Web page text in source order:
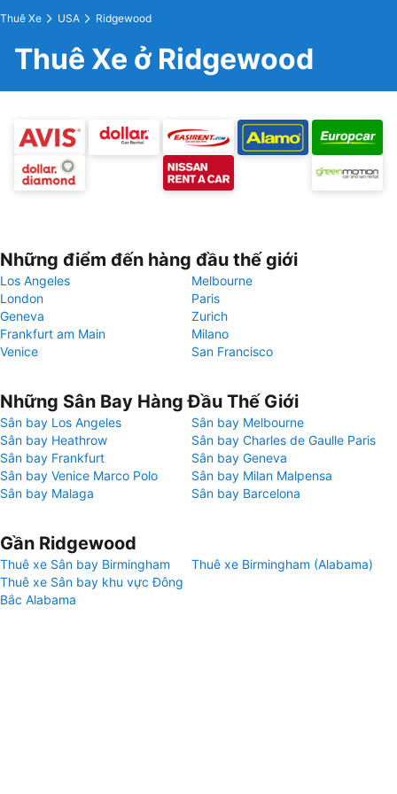
Thuê Xe USA Ridgewood
Thuê Xe ở Ridgewood
Những điểm đến hàng đầu thế giới
Los Angeles
Melbourne
London
Paris
Geneva
Zurich
Frankfurt am Main
Milano
Venice
San Francisco
Những Sân Bay Hàng Đầu Thế Giới
Sân bay Los Angeles
Sân bay Melbourne
Sân bay Heathrow
Sân bay Charles de Gaulle Paris
Sân bay Frankfurt
Sân bay Geneva
Sân bay Venice Marco Polo
Sân bay Milan Malpensa
Sân bay Malaga
Sân bay Barcelona
Gần Ridgewood
Thuê xe Sân bay Birmingham
Thuê xe Birmingham (Alabama)
Thuê xe Sân bay khu vực Đông
Bắc Alabama